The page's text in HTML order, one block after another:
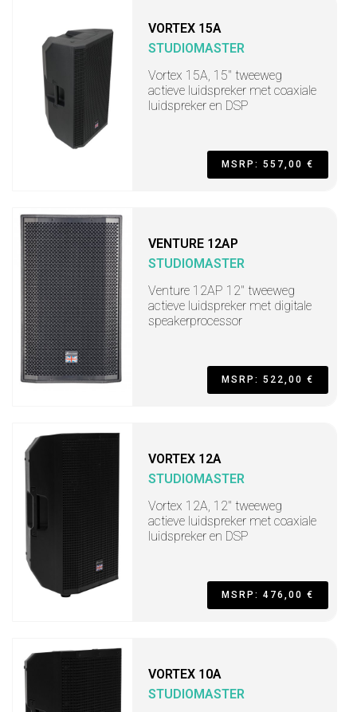
VORTEX 15A
STUDIOMASTER
Vortex 15A, 15" tweeweg
actieve luidspreker met coaxiale
luidspreker en DSP
MSRP: 557,00 €
VENTURE 12AP
STUDIOMASTER
Venture 12AP 12" tweeweg
actieve luidspreker met digitale
speakerprocessor
MSRP: 522,00 €
VORTEX 12A
STUDIOMASTER
Vortex 12A, 12" tweeweg
actieve luidspreker met coaxiale
luidspreker en DSP
MSRP: 476,00 €
VORTEX 10A
STUDIOMASTER